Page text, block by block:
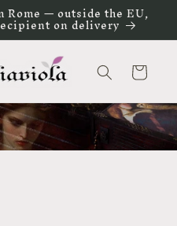
— outside the EU,
on delivery
Carrello